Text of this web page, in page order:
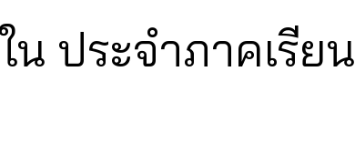
ประจำภาคเรียน